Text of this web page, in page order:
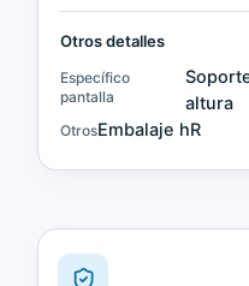
Otros detalles
Específico
pantalla
altura
OtrosEmbalaje hR